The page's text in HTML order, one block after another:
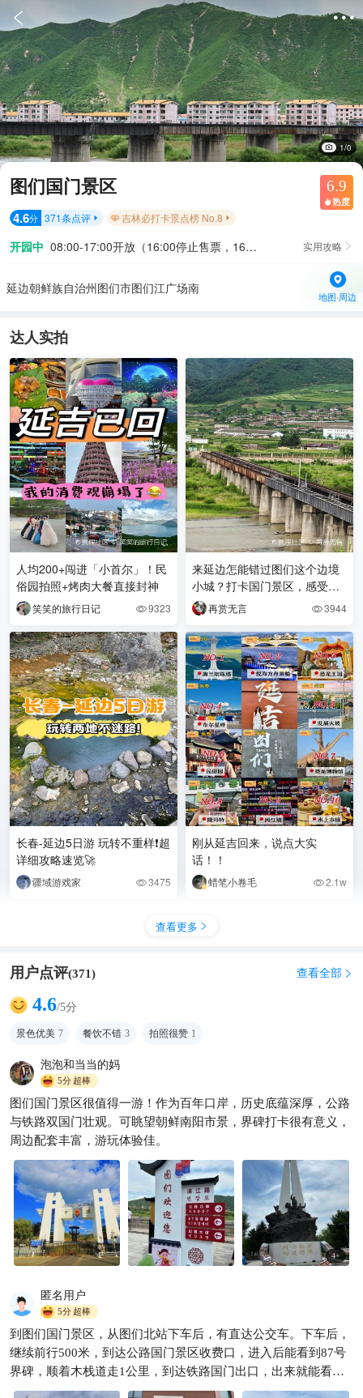
 
1/0
图们国门景区 6.9
 热度
4.6分 371条点评  吉林必打卡景点榜 No.8 
开园中 08:00-17:00开放（16:00停止售票，16:30停止入园） 实用攻略 
延边朝鲜族自治州图们市图们江广场南
地图·周边
达人实拍
人均200+闯进「小首尔」！民
俗园拍照+烤肉大餐直接封神
笑笑的旅行日记 9323
长春-延边5日游 玩转不重样❗超
详细攻略速览🚀
疆域游戏家 3475
比起韩国，我更爱延吉这座烟
火气的边陲小城
来延边怎能错过图们这个边境
小城？打卡国门景区，感受中
朝边境的独特魅力，站在界碑
旁就能看到对岸的朝鲜风
再赏无言 3944
刚从延吉回来，说点大实
话！！
蜡笔小卷毛 2.1w
查看更多 
用户点评(371) 查看全部 
4.6/5分
景色优美 7 餐饮不错 3 拍照很赞 1
泡泡和当当的妈
5分超棒
图们国门景区很值得一游！作为百年口岸，历史底蕴深厚，公路
与铁路双国门壮观。可眺望朝鲜南阳市景，界碑打卡很有意义，
周边配套丰富，游玩体验佳。
4+
匿名用户
5分超棒
到图们国门景区，从图们北站下车后，有直达公交车。下车后，
继续前行500米，到达公路国门景区收费口，进入后能看到87号
界碑，顺着木栈道走1公里，到达铁路国门出口，出来就能看到
86号界碑。